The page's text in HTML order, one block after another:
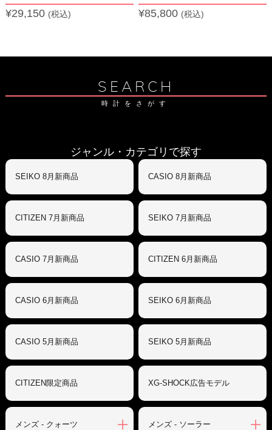
¥29,150 (税込) ¥85,800 (税込)
SEARCH
時計をさがす
ジャンル・カテゴリで探す
SEIKO 8月新商品 CASIO 8月新商品
CITIZEN 7月新商品 SEIKO 7月新商品
CASIO 7月新商品 CITIZEN 6月新商品
CASIO 6月新商品 SEIKO 6月新商品
CASIO 5月新商品 SEIKO 5月新商品
CITIZEN限定商品 XG-SHOCK広告モデル
メンズ - クォーツ メンズ - ソーラー